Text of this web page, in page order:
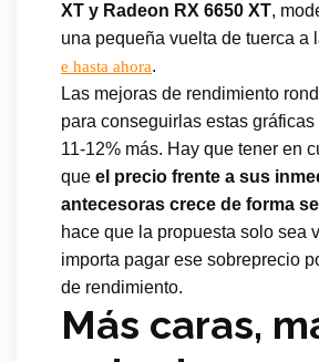
XT y Radeon RX 6650 XT,
una pequeña vuelta de tuerca a
e hasta ahora.
Las mejoras de rendimiento
para conseguirlas estas
11-12% más. Hay que tener en
que el precio frente a sus
antecesoras crece de forma
hace que la propuesta solo sea
importa pagar ese sobreprecio
de rendimiento.
Más caras,